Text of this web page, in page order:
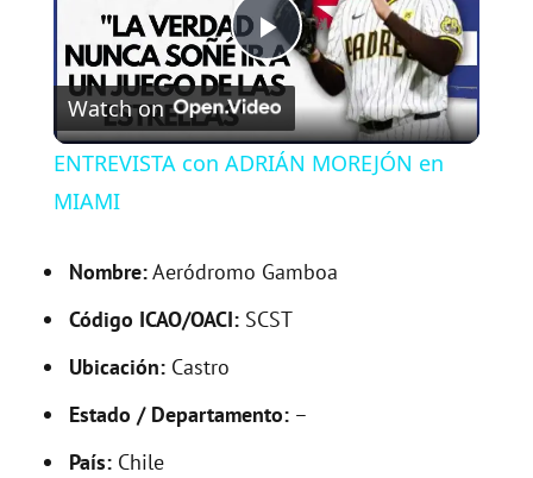
P
l
y
i
Watch on
ENTREVISTA con ADRIÁN MOREJÓN en
MIAMI
Nombre:Aeródromo Gamboa
Código ICAO/OACI: SCST
Ubicación: Castro
Estado / Departamento: –
País: Chile